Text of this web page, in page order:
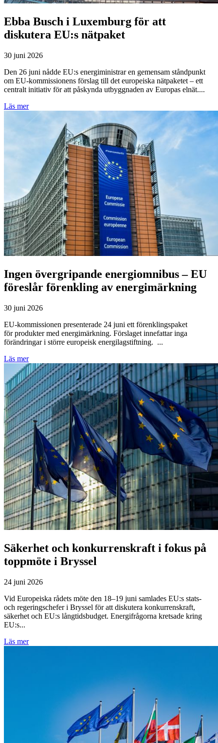
Ebba Busch i Luxemburg för att
diskutera EU:s nätpaket
30 juni 2026
Den 26 juni nådde EU:s energiministrar en gemensam ståndpunkt
om EU-kommissionens förslag till det europeiska nätpaketet – ett
centralt initiativ för att påskynda utbyggnaden av Europas elnät....
Läs mer
Ingen övergripande energiomnibus – EU
föreslår förenkling av energimärkning
30 juni 2026
EU-kommissionen presenterade 24 juni ett förenklingspaket
för produkter med energimärkning. Förslaget innefattar inga
förändringar i större europeisk energilagstiftning. ...
Läs mer
Säkerhet och konkurrenskraft i fokus på
toppmöte i Bryssel
24 juni 2026
Vid Europeiska rådets möte den 18–19 juni samlades EU:s stats-
och regeringschefer i Bryssel för att diskutera konkurrenskraft,
säkerhet och EU:s långtidsbudget. Energifrågorna kretsade kring
EU:s...
Läs mer